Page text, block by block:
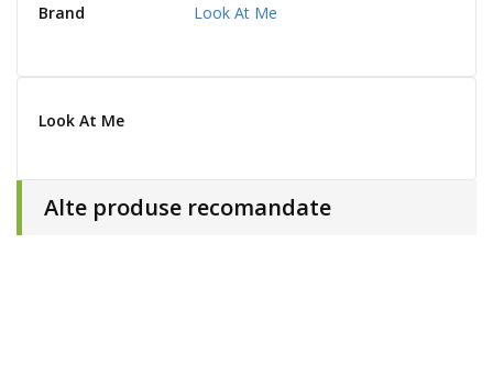
Brand Look At Me
Look At Me
Alte produse recomandate